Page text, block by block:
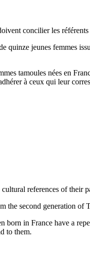
concilier les
quinze jeunes femmes
tamoules nées en
à ceux qui leur
references of their
second generation of
born in France have a
to them.